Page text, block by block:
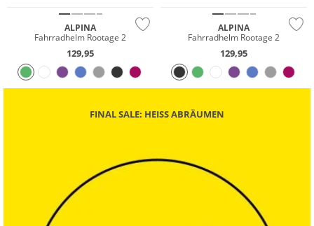
ALPINA
Fahrradhelm Rootage 2
129,95
ALPINA
Fahrradhelm Rootage 2
129,95
FINAL SALE: HEISS ABRÄUMEN